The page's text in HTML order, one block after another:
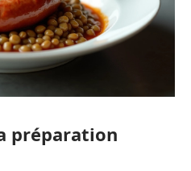
préparation